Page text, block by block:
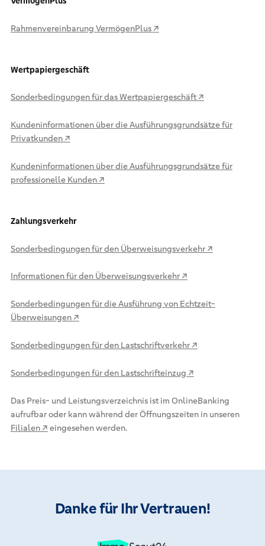
Rahmenvereinbarung VermögenPlus ↗
Wertpapiergeschäft
Sonderbedingungen für das Wertpapiergeschäft ↗
Kundeninformationen über die Ausführungsgrundsätze für
Privatkunden ↗
Kundeninformationen über die Ausführungsgrundsätze für
professionelle Kunden ↗
Zahlungsverkehr
Sonderbedingungen für den Überweisungsverkehr ↗
Informationen für den Überweisungsverkehr ↗
Sonderbedingungen für die Ausführung von Echtzeit-
Überweisungen ↗
Sonderbedingungen für den Lastschriftverkehr ↗
Sonderbedingungen für den Lastschrifteinzug ↗
Das Preis- und Leistungsverzeichnis ist im OnlineBanking
aufrufbar oder kann während der Öffnungszeiten in unseren
Filialen ↗ eingesehen werden.
Danke für Ihr Vertrauen!